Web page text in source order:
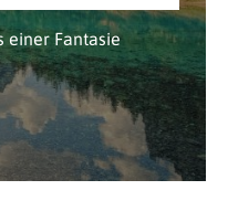
einer Fantasie